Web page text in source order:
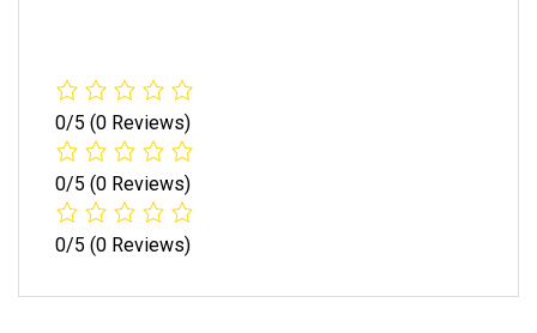
0/5 (0 Reviews)
0/5 (0 Reviews)
0/5 (0 Reviews)